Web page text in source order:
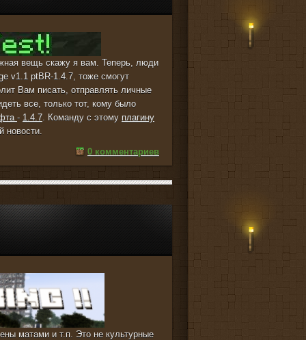
вещь скажу я вам. Теперь, люди
v1.1 ptBR-1.4.7, тоже смогут
Вам писать, отправлять личные
все, только тот, кому было
- 1.4.7. Команду с этому плагину
новости.
0 комментариев
матами и т.п. Это не культурные